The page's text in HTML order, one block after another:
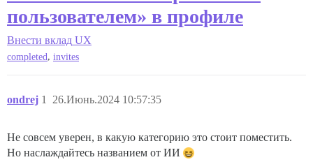
пользователем» в профиле
Внести вклад UX
completed, invites
ondrej 26.Июнь.2024 10:57:35
1
Не совсем уверен, в какую категорию это стоит поместить.
Но наслаждайтесь названием от ИИ